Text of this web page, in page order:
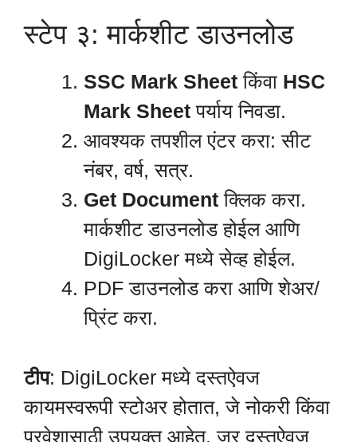
स्टेप ३: मार्कशीट डाउनलोड
SSC Mark Sheet किंवा HSC
Mark Sheet पर्याय निवडा.
आवश्यक तपशील एंटर करा: सीट
नंबर, वर्ष, सत्र.
Get Document क्लिक करा.
मार्कशीट डाउनलोड होईल आणि
DigiLocker मध्ये सेव्ह होईल.
PDF डाउनलोड करा आणि शेअर/
प्रिंट करा.
टीप: DigiLocker मध्ये दस्तऐवज
कायमस्वरूपी स्टोअर होतात, जे नोकरी किंवा
प्रवेशासाठी उपयुक्त आहेत. जर दस्तऐवज